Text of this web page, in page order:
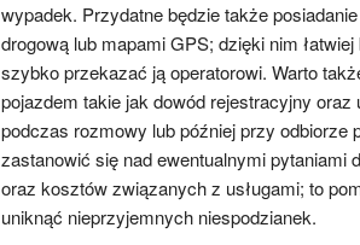
wypadek. Przydatne będzie także
drogową lub mapami GPS; dzięki nim
szybko przekazać ją operatorowi. Warto
pojazdem takie jak dowód rejestracyjny
podczas rozmowy lub później przy odbiorze
zastanowić się nad ewentualnymi
oraz kosztów związanych z usługami; to
uniknąć nieprzyjemnych niespodzianek.